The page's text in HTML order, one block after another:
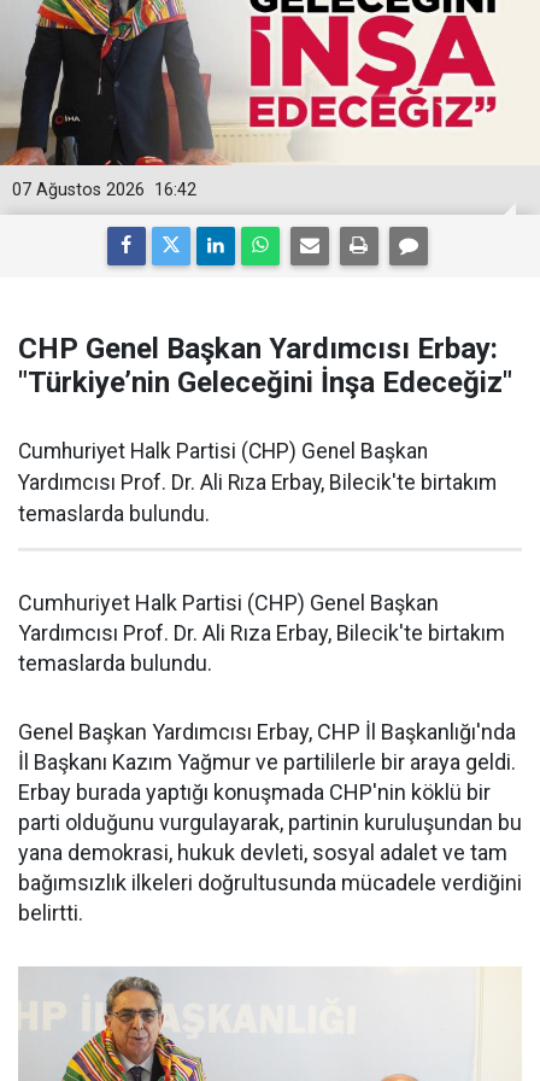
16:42
07 Ağustos 2026
CHP Genel Başkan Yardımcısı Erbay:
"Türkiye’nin Geleceğini İnşa Edeceğiz"
Cumhuriyet Halk Partisi (CHP) Genel Başkan
Yardımcısı Prof. Dr. Ali Rıza Erbay, Bilecik'te birtakım
temaslarda bulundu.
Cumhuriyet Halk Partisi (CHP) Genel Başkan
Yardımcısı Prof. Dr. Ali Rıza Erbay, Bilecik'te birtakım
temaslarda bulundu.
Genel Başkan Yardımcısı Erbay, CHP İl Başkanlığı'nda
İl Başkanı Kazım Yağmur ve partililerle bir araya geldi.
Erbay burada yaptığı konuşmada CHP'nin köklü bir
parti olduğunu vurgulayarak, partinin kuruluşundan bu
yana demokrasi, hukuk devleti, sosyal adalet ve tam
bağımsızlık ilkeleri doğrultusunda mücadele verdiğini
belirtti.